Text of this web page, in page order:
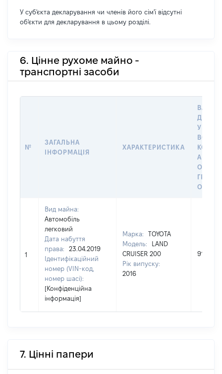
У суб'єкта декларування чи членів його сім'ї відсутні
об'єкти для декларування в цьому розділі.
6. Цінне рухоме майно -
транспортні засоби
№
ЗАГАЛЬНА
ІНФОРМАЦІЯ
ХАРАКТЕРИСТИКА
ДАТУ
У
АБО
1
Вид майна:
Автомобіль
легковий
Дата набуття
права:
23.04.2019
Ідентифікаційний
номер (VIN-код,
номер шасі):
[Конфіденційна
інформація]
Марка:
TOYOTA
Модель:
LAND
CRUISER 200
Рік випуску:
2016
914550
7. Цінні папери